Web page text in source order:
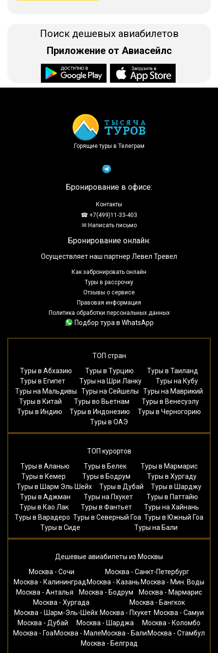
Поиск дешевых авиабилетов
Приложение от Авиасейлс
Горящие туры в Телеграм
Бронирование в офисе:
Контакты
☎ +7(499)11-33-403
✉ Написать письмо
Бронирование онлайн:
Осуществляет наш партнер Левел Тревел
Как забронировать онлайн
Туры в рассрочку
Отзывы о сервисе
Правовая информация
Политика обработки персональных данных
Подбор тура в WhatsApp
ТОП стран
Туры в Абхазию
Туры в Турцию
Туры в Таиланд
Туры в Египет
Туры на Шри Ланку
Туры на Кубу
Туры на Мальдивы
Туры на Сейшелы
Туры на Маврикий
Туры в Китай
Туры во Вьетнам
Туры в Венесуэлу
Туры в Индию
Туры в Индонезию
Туры в Черногорию
Туры в ОАЭ
ТОП курортов
Туры в Аланью
Туры в Белек
Туры в Мармарис
Туры в Кемер
Туры в Бодрум
Туры в Хургаду
Туры в Шарм Эль Шейх
Туры в Дубай
Туры в Шарджу
Туры в Аджман
Туры на Пхукет
Туры в Паттайю
Туры в Као Лак
Туры в Фантьет
Туры на Хайнань
Туры в Варадеро Туры в Северный Гоа Туры в Южный Гоа
Туры в Сиде
Туры на Бали
Дешевые авиабилеты из Москвы
Москва - Сочи
Москва - Санкт-Петербург
Москва - КалининградМосква - КазаньМосква - Мин. Воды
Москва - Анталья
Москва - Бодрум
Москва - Мармарис
Москва - Хургада
Москва - Бангкок
Москва - Шарм-Эль-Шейх Москва - Пхукет Москва - Самуи
Москва - Дубай
Москва - Шарджа
Москва - Коломбо
Москва - ГоаМосква - МалеМосква - БалиМосква - Стамбул
Москва - Белград